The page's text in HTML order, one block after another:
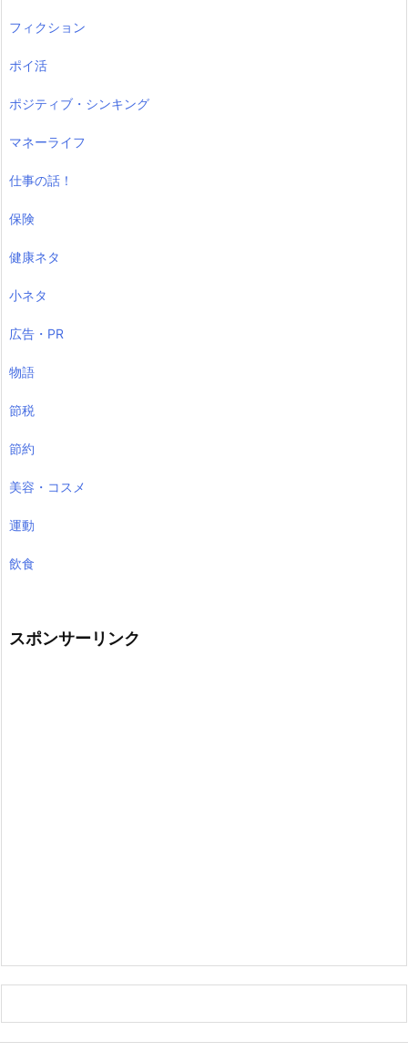
フィクション
ポイ活
ポジティブ・シンキング
マネーライフ
仕事の話！
保険
健康ネタ
小ネタ
広告・PR
物語
節税
節約
美容・コスメ
運動
飲食
スポンサーリンク